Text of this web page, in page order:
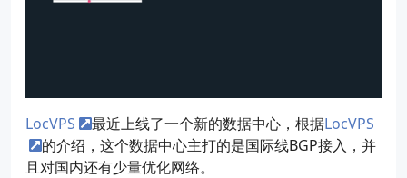
LocVPS 最近上线了一个新的数据中心，根据LocVPS
的介绍，这个数据中心主打的是国际线BGP接入，并
且对国内还有少量优化网络。